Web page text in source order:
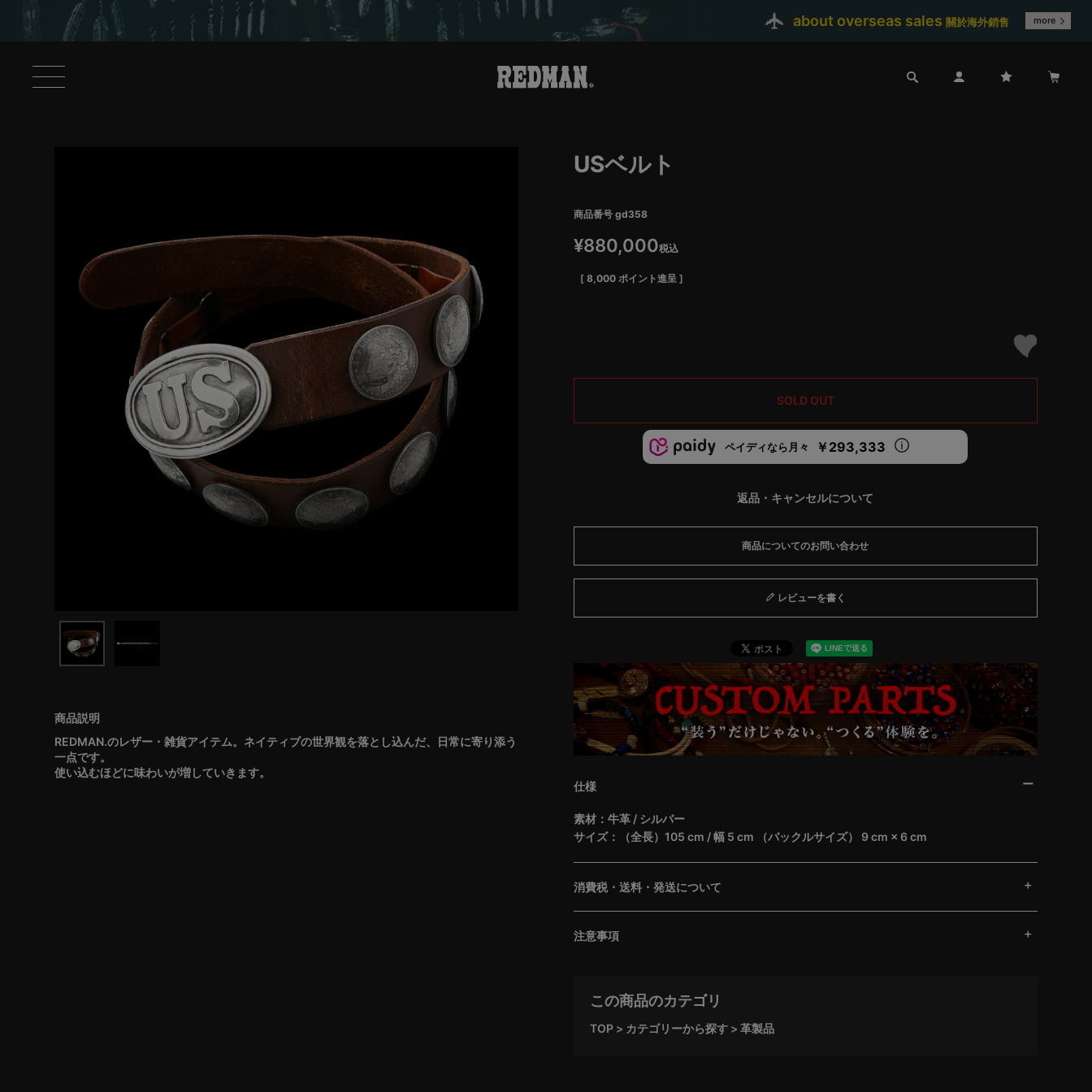
about overseas sales 關於海外銷售 more
REDMAN.のレザー・雑貨アイテム。ネイティブの世界観を落とし込んだ、日常に寄り添う
一点です。
使い込むほどに味わいが増していきます。
USベルト
商品番号 gd358
¥880,000税込
[ 8,000 ポイント進呈 ]
SOLD OUT
ペイディなら月々 ￥293,333
返品・キャンセルについて
商品についてのお問い合わせ
レビューを書く
仕様
素材：牛革 / シルバー
サイズ：（全長）105 cm / 幅 5 cm （バックルサイズ） 9 cm × 6 cm
消費税・送料・発送について
注意事項
この商品のカテゴリ
TOP カテゴリーから探す 革製品